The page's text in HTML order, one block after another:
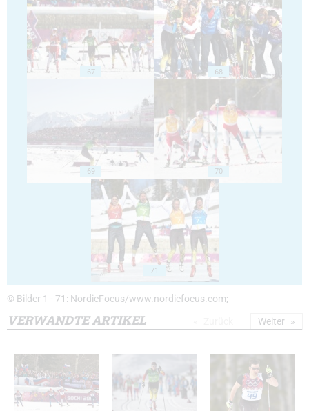
67 68
69 70
71
© Bilder 1 - 71: NordicFocus/www.nordicfocus.com;
VERWANDTE ARTIKEL Weiter